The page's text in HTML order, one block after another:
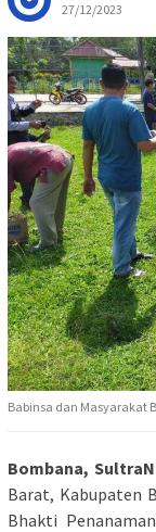
27/12/2023
Babinsa dan Masyarakat
Bombana,
Barat, Kabupaten
Bhakti